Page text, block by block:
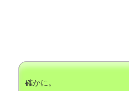
確かに。